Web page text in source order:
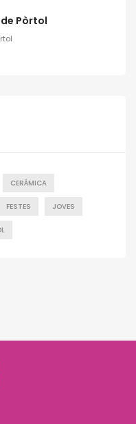
Pòrtol
CERÁMICA
FESTES JOVES